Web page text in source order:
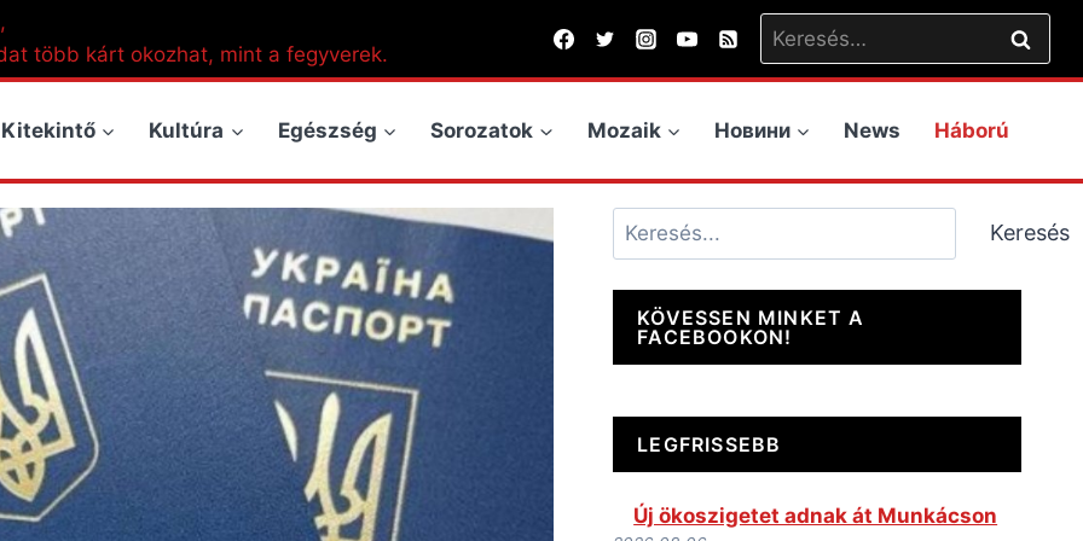
több kárt okozhat, mint a fegyverek.
Keresés:
Kitekintő Kultúra Egészség Sorozatok Mozaik Новини News Háború
Keresés Keresés
KÖVESSEN MINKET A
FACEBOOKON!
LEGFRISSEBB
Új ökoszigetet adnak át Munkácson